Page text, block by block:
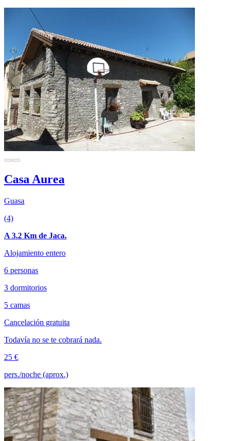
Casa Aurea
Guasa
(4)
A 3.2 Km de Jaca.
Alojamiento entero
6 personas
3 dormitorios
5 camas
Cancelación gratuita
Todavía no se te cobrará nada.
25 €
pers./noche (aprox.)